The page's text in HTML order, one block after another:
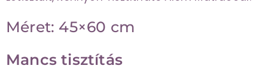
Méret: 45×60 cm
Mancs tisztítás